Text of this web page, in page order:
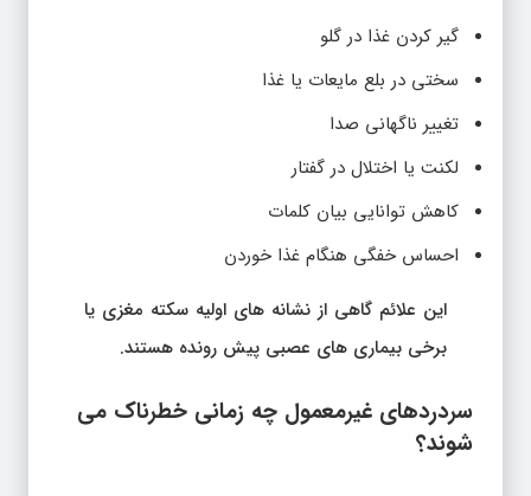
گیر کردن غذا در گلو
سختی در بلع مایعات یا غذا
تغییر ناگهانی صدا
لکنت یا اختلال در گفتار
کاهش توانایی بیان کلمات
احساس خفگی هنگام غذا خوردن
این علائم گاهی از نشانه های اولیه سکته مغزی یا
برخی بیماری های عصبی پیش رونده هستند.
سردردهای غیرمعمول چه زمانی خطرناک می
شوند؟